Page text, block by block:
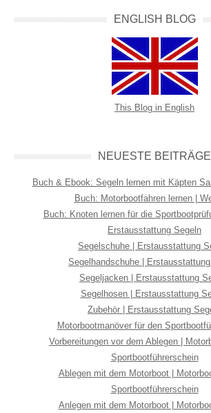
ENGLISH BLOG
This Blog in English
NEUESTE BEITRÄGE
Buch & Ebook: Segeln lernen mit Käpten
Buch: Motorbootfahren lernen |
Buch: Knoten lernen für die
Erstausstattung Segeln
Segelschuhe | Erstausstattung
Segelhandschuhe |
Segeljacken | Erstausstattung
Segelhosen | Erstausstattung
Zubehör | Erstausstattung
Motorbootmanöver für den
Vorbereitungen vor dem Ablegen |
Sportbootführerschein
Ablegen mit dem Motorboot |
Sportbootführerschein
Anlegen mit dem Motorboot |